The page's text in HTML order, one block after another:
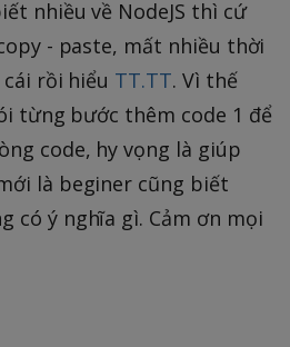
nhiều về NodeJS thì cứ
- paste, mất nhiều thời
rồi hiểu TT.TT. Vì thế
từng bước thêm code 1 để
code, hy vọng là giúp
là beginer cũng biết
có ý nghĩa gì. Cảm ơn mọi